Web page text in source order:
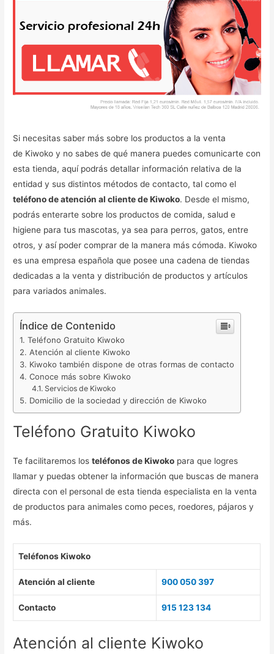
Si necesitas saber más sobre los productos a la venta
de Kiwoko y no sabes de qué manera puedes comunicarte con
esta tienda, aquí podrás detallar información relativa de la
entidad y sus distintos métodos de contacto, tal como el
teléfono de atención al cliente de Kiwoko. Desde el mismo,
podrás enterarte sobre los productos de comida, salud e
higiene para tus mascotas, ya sea para perros, gatos, entre
otros, y así poder comprar de la manera más cómoda. Kiwoko
es una empresa española que posee una cadena de tiendas
dedicadas a la venta y distribución de productos y artículos
para variados animales.
Índice de Contenido
Teléfono Gratuito Kiwoko
Atención al cliente Kiwoko
Kiwoko también dispone de otras formas de contacto
Conoce más sobre Kiwoko
Servicios de Kiwoko
Domicilio de la sociedad y dirección de Kiwoko
Teléfono Gratuito Kiwoko
Te facilitaremos losteléfonos de Kiwoko para que logres
llamar y puedas obtener la información que buscas de manera
directa con el personal de esta tienda especialista en la venta
de productos para animales como peces, roedores, pájaros y
más.
Teléfonos Kiwoko
Atención al cliente 900 050 397
Contacto 915 123 134
Atención al cliente Kiwoko